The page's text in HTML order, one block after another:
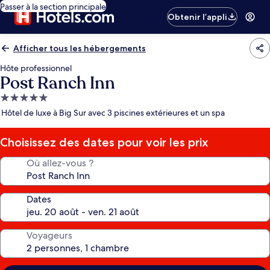
Passer à la section principale
Obtenir l’appli
Afficher tous les hébergements
Hôte professionnel
Post Ranch Inn
Hébergement
5.0 étoiles
Hôtel de luxe à Big Sur avec 3 piscines extérieures et un spa
Choisissez des dates pour voir les prix
Où allez-vous ?
Dates
Voyageurs